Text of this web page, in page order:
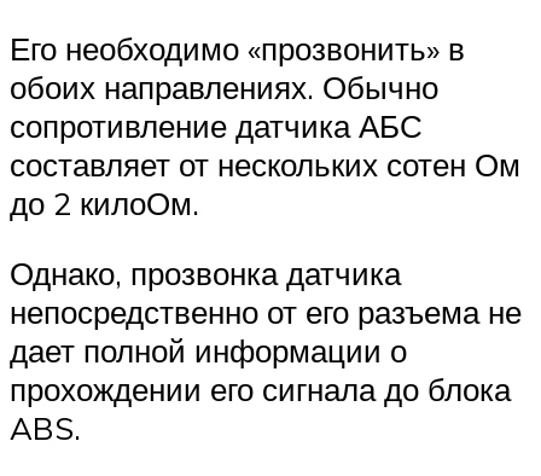
Его необходимо «прозвонить» в
обоих направлениях. Обычно
сопротивление датчика АБС
составляет от нескольких сотен Ом
до 2 килоОм.
Однако, прозвонка датчика
непосредственно от его разъема не
дает полной информации о
прохождении его сигнала до блока
ABS.